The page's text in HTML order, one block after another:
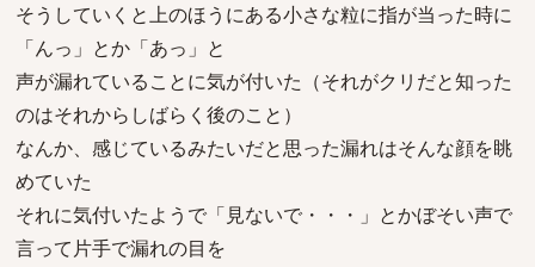
そうしていくと上のほうにある小さな粒に指が当った時に
「んっ」とか「あっ」と
声が漏れていることに気が付いた（それがクリだと知った
のはそれからしばらく後のこと）
なんか、感じているみたいだと思った漏れはそんな顔を眺
めていた
それに気付いたようで「見ないで・・・」とかぼそい声で
言って片手で漏れの目を